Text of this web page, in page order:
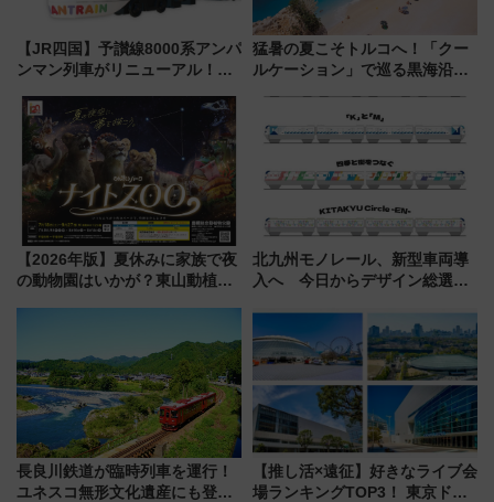
【JR四国】予讃線8000系アンパ
ンマン列車がリニューアル！内
今年12月
猛暑の夏こそトルコへ！「クー
ルケーション」で巡る黒海沿岸
連検索数が前年比237％増、ナ
ショジオも認める『2026年に訪
【2026年版】夏休みに家族で夜
の動物園はいかが？東山動植物
北九州モノレール、新型車両導
入へ 今日からデザイン総選挙
長良川鉄道が臨時列車を運行！
ユネスコ無形文化遺産にも登録
【推し活×遠征】好きなライブ会
場ランキングTOP3！ 東京ドー